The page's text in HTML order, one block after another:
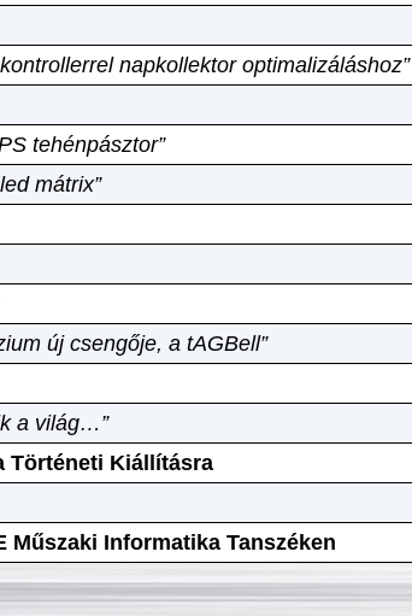
napkollektor optimalizáláshoz”
tehénpásztor”
mátrix”
új csengője, a tAGBell”
a világ…”
Történeti Kiállításra
Műszaki Informatika Tanszéken